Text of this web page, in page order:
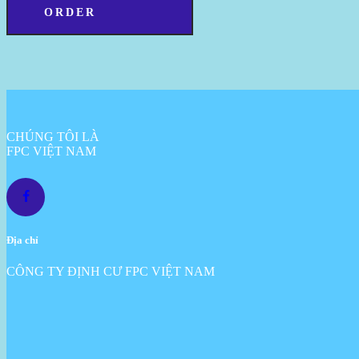
ORDER
CHÚNG TÔI LÀ
FPC VIỆT NAM
Địa chỉ
CÔNG TY ĐỊNH CƯ FPC VIỆT NAM